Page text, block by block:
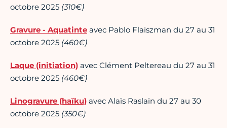
octobre 2025 (310€)
Gravure - Aquatinte avec Pablo Flaiszman du 27 au 31
octobre 2025 (460€)
Laque (initiation) avec Clément Peltereau du 27 au 31
octobre 2025 (460€)
Linogravure (haïku) avec Alaïs Raslain du 27 au 30
octobre 2025 (350€)